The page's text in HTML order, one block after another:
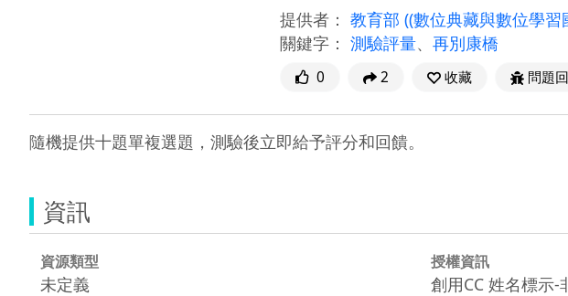
提供者： 教育部 ((數位典藏與數位學
關鍵字： 測驗評量、 再別康橋
0 2 收藏 問題
隨機提供十題單複選題，測驗後立即給予評分和回饋。
資訊
資源類型
未定義
授權資訊
創用CC 姓名標示